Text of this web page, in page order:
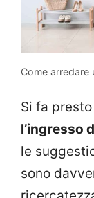
Come arredare
Si fa presto
l’ingresso
le
sono